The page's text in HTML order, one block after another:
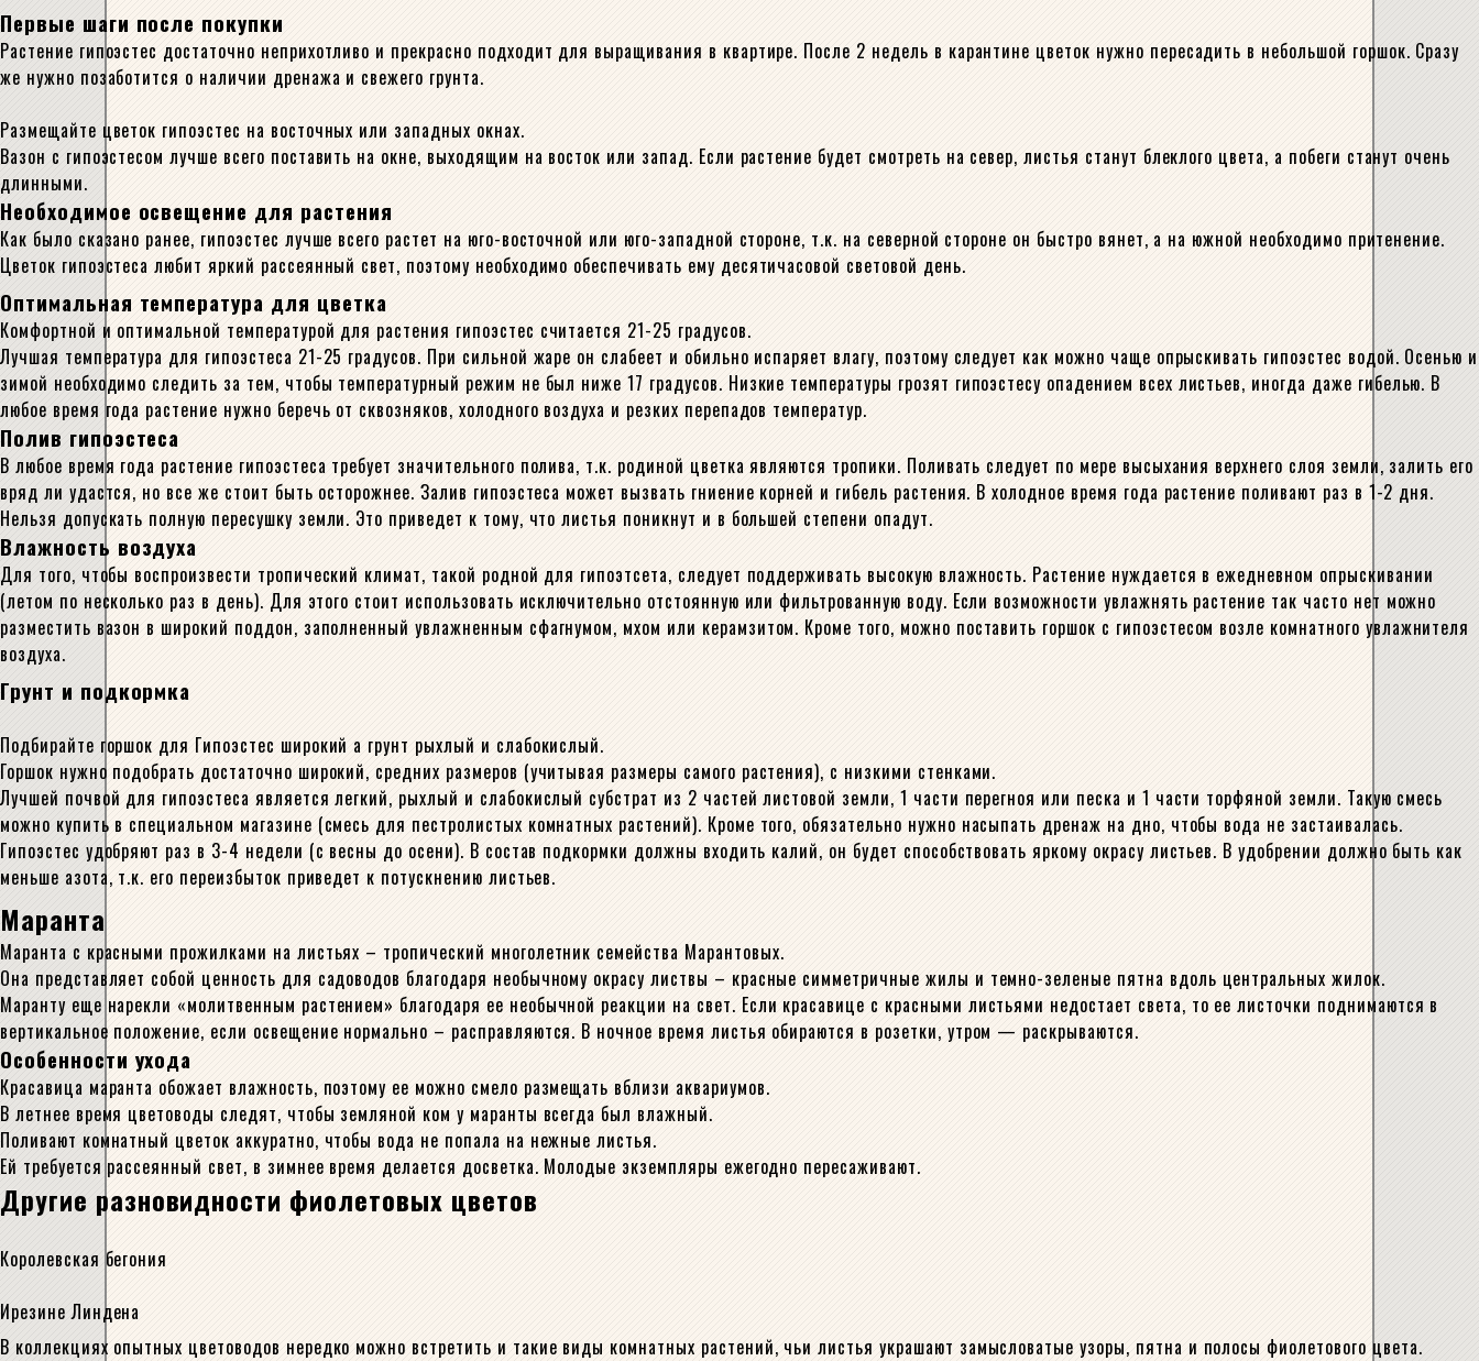
Первые шаги после покупки
Растение гипоэстес достаточно неприхотливо и прекрасно подходит для выращивания в квартире. После 2 недель в карантине цветок нужно пересадить в небольшой горшок. Сразу
же нужно позаботится о наличии дренажа и свежего грунта.
Размещайте цветок гипоэстес на восточных или западных окнах.
Вазон с гипоэстесом лучше всего поставить на окне, выходящим на восток или запад. Если растение будет смотреть на север, листья станут блеклого цвета, а побеги станут очень
длинными.
Необходимое освещение для растения
Как было сказано ранее, гипоэстес лучше всего растет на юго-восточной или юго-западной стороне, т.к. на северной стороне он быстро вянет, а на южной необходимо притенение.
Цветок гипоэстеса любит яркий рассеянный свет, поэтому необходимо обеспечивать ему десятичасовой световой день.
Оптимальная температура для цветка
Комфортной и оптимальной температурой для растения гипоэстес считается 21-25 градусов.
Лучшая температура для гипоэстеса 21-25 градусов. При сильной жаре он слабеет и обильно испаряет влагу, поэтому следует как можно чаще опрыскивать гипоэстес водой. Осенью и
зимой необходимо следить за тем, чтобы температурный режим не был ниже 17 градусов. Низкие температуры грозят гипоэстесу опадением всех листьев, иногда даже гибелью. В
любое время года растение нужно беречь от сквозняков, холодного воздуха и резких перепадов температур.
Полив гипоэстеса
В любое время года растение гипоэстеса требует значительного полива, т.к. родиной цветка являются тропики. Поливать следует по мере высыхания верхнего слоя земли, залить его
вряд ли удастся, но все же стоит быть осторожнее. Залив гипоэстеса может вызвать гниение корней и гибель растения. В холодное время года растение поливают раз в 1-2 дня.
Нельзя допускать полную пересушку земли. Это приведет к тому, что листья поникнут и в большей степени опадут.
Влажность воздуха
Для того, чтобы воспроизвести тропический климат, такой родной для гипоэтсета, следует поддерживать высокую влажность. Растение нуждается в ежедневном опрыскивании
(летом по несколько раз в день). Для этого стоит использовать исключительно отстоянную или фильтрованную воду. Если возможности увлажнять растение так часто нет можно
разместить вазон в широкий поддон, заполненный увлажненным сфагнумом, мхом или керамзитом. Кроме того, можно поставить горшок с гипоэстесом возле комнатного увлажнителя
воздуха.
Грунт и подкормка
Подбирайте горшок для Гипоэстес широкий а грунт рыхлый и слабокислый.
Горшок нужно подобрать достаточно широкий, средних размеров (учитывая размеры самого растения), с низкими стенками.
Лучшей почвой для гипоэстеса является легкий, рыхлый и слабокислый субстрат из 2 частей листовой земли, 1 части перегноя или песка и 1 части торфяной земли. Такую смесь
можно купить в специальном магазине (смесь для пестролистых комнатных растений). Кроме того, обязательно нужно насыпать дренаж на дно, чтобы вода не застаивалась.
Гипоэстес удобряют раз в 3-4 недели (с весны до осени). В состав подкормки должны входить калий, он будет способствовать яркому окрасу листьев. В удобрении должно быть как
меньше азота, т.к. его переизбыток приведет к потускнению листьев.
Маранта
Маранта с красными прожилками на листьях – тропический многолетник семейства Марантовых.
Она представляет собой ценность для садоводов благодаря необычному окрасу листвы – красные симметричные жилы и темно-зеленые пятна вдоль центральных жилок.
Маранту еще нарекли «молитвенным растением» благодаря ее необычной реакции на свет. Если красавице с красными листьями недостает света, то ее листочки поднимаются в
вертикальное положение, если освещение нормально – расправляются. В ночное время листья обираются в розетки, утром — раскрываются.
Особенности ухода
Красавица маранта обожает влажность, поэтому ее можно смело размещать вблизи аквариумов.
В летнее время цветоводы следят, чтобы земляной ком у маранты всегда был влажный.
Поливают комнатный цветок аккуратно, чтобы вода не попала на нежные листья.
Ей требуется рассеянный свет, в зимнее время делается досветка. Молодые экземпляры ежегодно пересаживают.
Другие разновидности фиолетовых цветов
Королевская бегония
Ирезине Линдена
В коллекциях опытных цветоводов нередко можно встретить и такие виды комнатных растений, чьи листья украшают замысловатые узоры, пятна и полосы фиолетового цвета.